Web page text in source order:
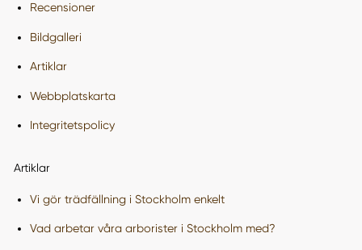
Recensioner
Bildgalleri
Artiklar
Webbplatskarta
Integritetspolicy
Artiklar
Vi gör trädfällning i Stockholm enkelt
Vad arbetar våra arborister i Stockholm med?